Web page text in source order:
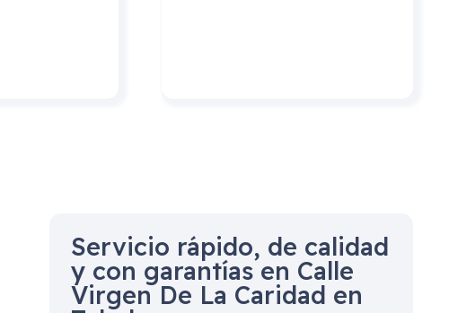
Servicio rápido, de calidad
y con garantías en Calle
Virgen De La Caridad en